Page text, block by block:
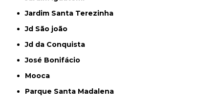
Jardim Santa Terezinha
Jd São joão
Jd da Conquista
José Bonifácio
Mooca
Parque Santa Madalena